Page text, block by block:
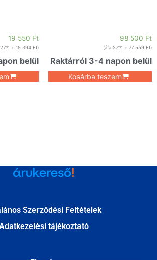
98 500 Ft
(
77 559 Ft
+ 27% áfa)
Raktárról 3-4 napon belül
Kosárba teszem
19 550 Ft
(
15 394 Ft
+ 27% áfa)
belül
Szerződési Feltételek
tájékoztató